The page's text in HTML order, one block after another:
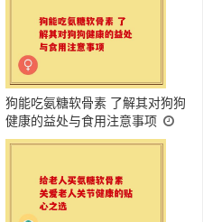
狗能吃氨糖软骨素 了解其对狗狗
健康的益处与食用注意事项
2024-10-26